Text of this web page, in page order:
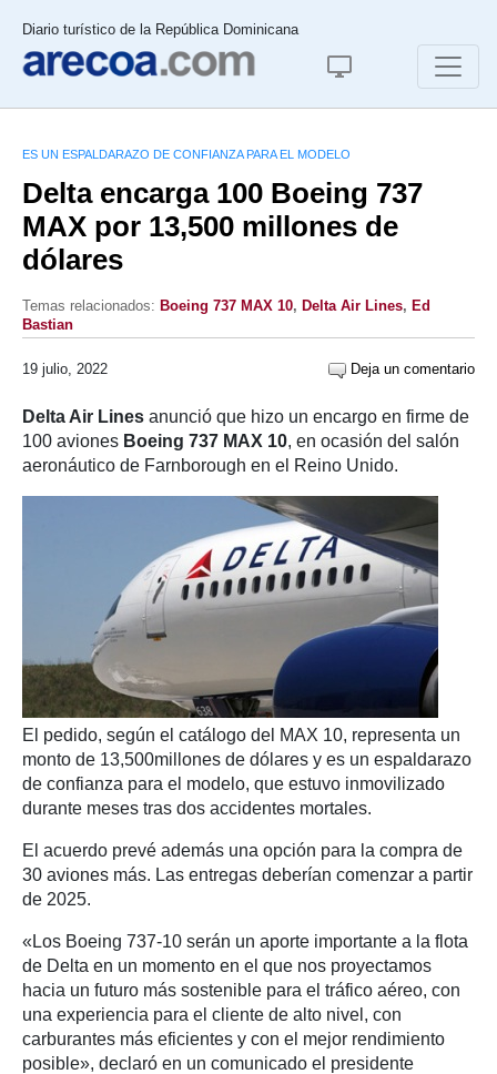
Diario turístico de la República Dominicana
ES UN ESPALDARAZO DE CONFIANZA PARA EL MODELO
Delta encarga 100 Boeing 737
MAX por 13,500 millones de
dólares
Temas relacionados: Boeing 737 MAX 10, Delta Air Lines, Ed
Bastian
19 julio, 2022 Deja un comentario
Delta Air Lines anunció que hizo un encargo en firme de
100 aviones Boeing 737 MAX 10, en ocasión del salón
aeronáutico de Farnborough en el Reino Unido.
El pedido, según el catálogo del MAX 10, representa un
monto de 13,500millones de dólares y es un espaldarazo
de confianza para el modelo, que estuvo inmovilizado
durante meses tras dos accidentes mortales.
El acuerdo prevé además una opción para la compra de
30 aviones más. Las entregas deberían comenzar a partir
de 2025.
«Los Boeing 737-10 serán un aporte importante a la flota
de Delta en un momento en el que nos proyectamos
hacia un futuro más sostenible para el tráfico aéreo, con
una experiencia para el cliente de alto nivel, con
carburantes más eficientes y con el mejor rendimiento
posible», declaró en un comunicado el presidente